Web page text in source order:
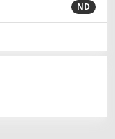
ND